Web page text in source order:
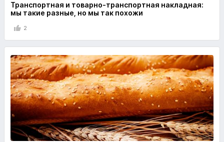
Транспортная и товарно-транспортная накладная:
мы такие разные, но мы так похожи
2